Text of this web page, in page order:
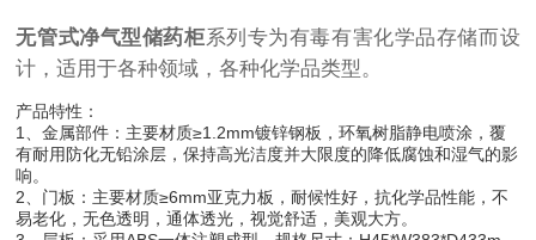
无管式净气型储药柜系列专为有毒有害化学品存储而设
计，适用于各种领域，各种化学品类型。
产品特性：
1、金属部件：主要材质≥1.2mm镀锌钢板，环氧树脂静电喷涂，覆
有耐用防化无铅涂层，保持高光洁度并大限度的降低腐蚀和湿气的影
响。
2、门板：主要材质≥6mm亚克力板，耐候性好，抗化学品性能，不
易老化，无色透明，通体透光，视觉舒适，美观大方。